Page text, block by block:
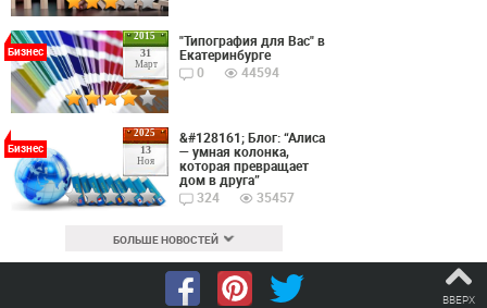
2015
31
Март
Бизнес
"Типография для Вас" в
Екатеринбурге
0
44594
2025
13
Ноя
Бизнес
&#128161; Блог: “Алиса
— умная колонка,
которая превращает
дом в друга”
324
35457
БОЛЬШЕ НОВОСТЕЙ
ВВЕРХ